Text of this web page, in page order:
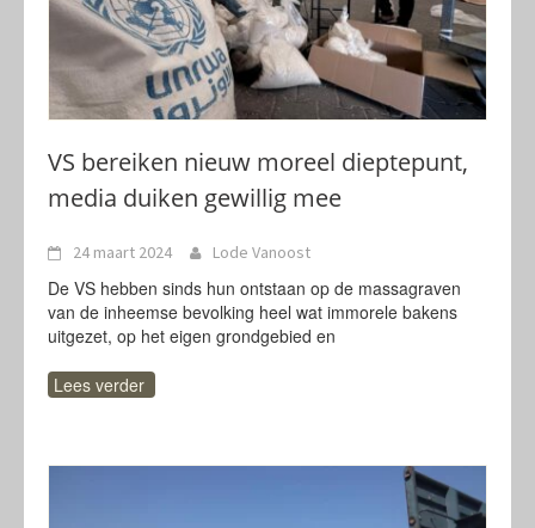
VS bereiken nieuw moreel dieptepunt,
media duiken gewillig mee
24 maart 2024 Lode Vanoost
De VS hebben sinds hun ontstaan op de massagraven
van de inheemse bevolking heel wat immorele bakens
uitgezet, op het eigen grondgebied en
Lees verder